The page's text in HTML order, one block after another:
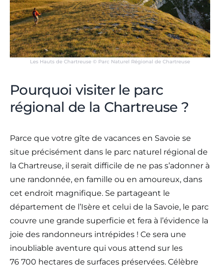
Les Hauts de Chartreuse © Parc Naturel Régional de Chartreuse
Pourquoi visiter le parc
régional de la Chartreuse ?
Parce que votre gîte de vacances en Savoie se
situe précisément dans le parc naturel régional de
la Chartreuse, il serait difficile de ne pas s’adonner à
une randonnée, en famille ou en amoureux, dans
cet endroit magnifique. Se partageant le
département de l’Isère et celui de la Savoie, le parc
couvre une grande superficie et fera à l’évidence la
joie des randonneurs intrépides ! Ce sera une
inoubliable aventure qui vous attend sur les
76 700 hectares de surfaces préservées. Célèbre